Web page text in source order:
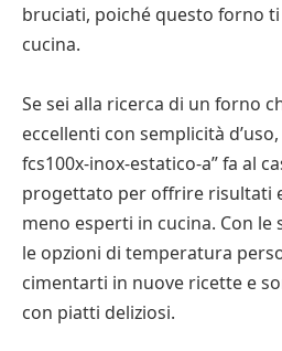
bruciati, poiché questo forno
cucina.
Se sei alla ricerca di un forno
eccellenti con semplicità
fcs100x-inox-estatico-a” fa al
progettato per offrire risultati
meno esperti in cucina. Con
le opzioni di temperatura
cimentarti in nuove ricette e
con piatti deliziosi.